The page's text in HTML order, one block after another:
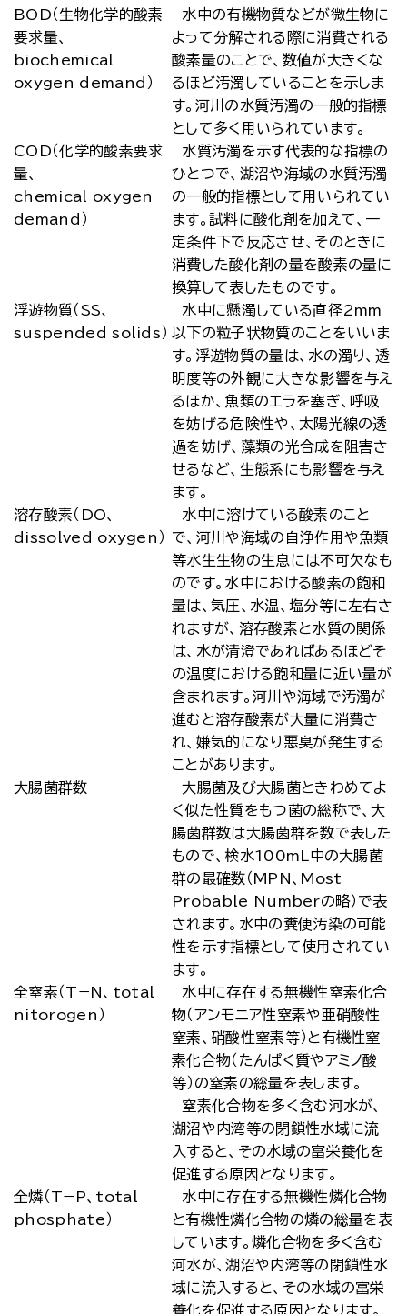
BOD（生物化学的酸素
要求量、
biochemical
oxygen demand）
水中の有機物質などが微生物に
よって分解される際に消費される
酸素量のことで、数値が大きくな
るほど汚濁していることを示しま
す。河川の水質汚濁の一般的指標
として多く用いられています。
COD（化学的酸素要求
量、
chemical oxygen
demand）
水質汚濁を示す代表的な指標の
ひとつで、湖沼や海域の水質汚濁
の一般的指標として用いられてい
ます。試料に酸化剤を加えて、一
定条件下で反応させ、そのときに
消費した酸化剤の量を酸素の量に
換算して表したものです。
浮遊物質（SS、
suspended solids）
水中に懸濁している直径2mm
以下の粒子状物質のことをいいま
す。浮遊物質の量は、水の濁り、透
明度等の外観に大きな影響を与え
るほか、魚類のエラを塞ぎ、呼吸
を妨げる危険性や、太陽光線の透
過を妨げ、藻類の光合成を阻害さ
せるなど、生態系にも影響を与え
ます。
溶存酸素（DO、
dissolved oxygen）
水中に溶けている酸素のこと
で、河川や海域の自浄作用や魚類
等水生生物の生息には不可欠なも
のです。水中における酸素の飽和
量は、気圧、水温、塩分等に左右さ
れますが、溶存酸素と水質の関係
は、水が清澄であればあるほどそ
の温度における飽和量に近い量が
含まれます。河川や海域で汚濁が
進むと溶存酸素が大量に消費さ
れ、嫌気的になり悪臭が発生する
ことがあります。
大腸菌群数
大腸菌及び大腸菌ときわめてよ
く似た性質をもつ菌の総称で、大
腸菌群数は大腸菌群を数で表した
もので、検水100mL中の大腸菌
群の最確数（MPN、Most
Probable Numberの略）で表
されます。水中の糞便汚染の可能
性を示す指標として使用されてい
ます。
全窒素（T−N、total
nitorogen）
水中に存在する無機性窒素化合
物（アンモニア性窒素や亜硝酸性
窒素、硝酸性窒素等）と有機性窒
素化合物（たんぱく質やアミノ酸
等）の窒素の総量を表します。
窒素化合物を多く含む河水が、
湖沼や内湾等の閉鎖性水域に流
入すると、その水域の富栄養化を
促進する原因となります。
全燐（T−P、total
phosphate）
水中に存在する無機性燐化合物
と有機性燐化合物の燐の総量を表
しています。燐化合物を多く含む
河水が、湖沼や内湾等の閉鎖性水
域に流入すると、その水域の富栄
養化を促進する原因となります。